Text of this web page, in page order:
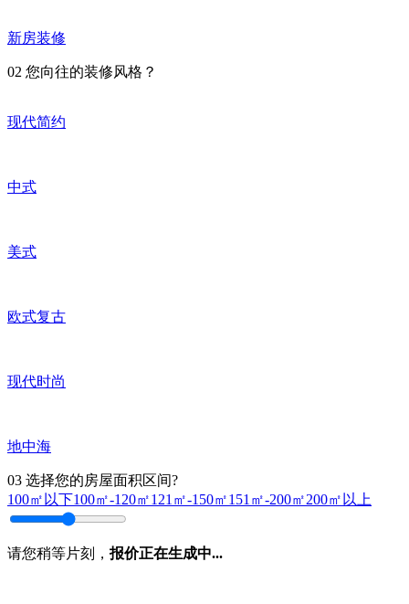
新房装修
02 您向往的装修风格？
现代简约
中式
美式
欧式复古
现代时尚
地中海
03 选择您的房屋面积区间?
100㎡以下100㎡-120㎡121㎡-150㎡151㎡-200㎡200㎡以上
请您稍等片刻， 报价正在生成中...